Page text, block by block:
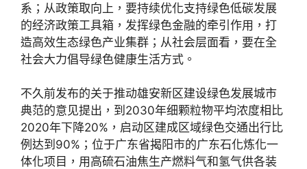
系；从政策取向上，要持续优化支持绿色低碳发展
的经济政策工具箱，发挥绿色金融的牵引作用，打
造高效生态绿色产业集群；从社会层面看，要在全
社会大力倡导绿色健康生活方式。
不久前发布的关于推动雄安新区建设绿色发展城市
典范的意见提出，到2030年细颗粒物平均浓度相比
2020年下降20%，启动区建成区域绿色交通出行比
例达到90%；位于广东省揭阳市的广东石化炼化一
体化项目，用高硫石油焦生产燃料气和氢气供各装